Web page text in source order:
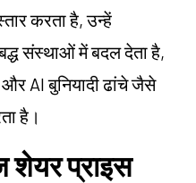
करता है, उन्हें
संस्थाओं में बदल देता है,
और AI बुनियादी ढांचे जैसे
है।
शेयर प्राइस